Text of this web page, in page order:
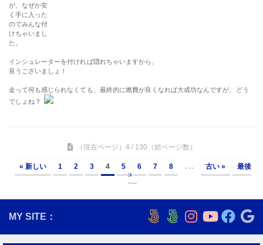
が、なぜか安
く手に入った
のでみんな付
けちゃいまし
た。
インシュレーターを付ければ隠れちゃいますから、
良うございましょ！
走って何も感じられなくても、最終的に燃費が良くなれば大成功なんですが、どう
でしょね？
（現在ページ）4 / 130（総ページ数）
« 新しい 1 2 3 4 5 6 7 8 . . . 古い »
最後
»
MY SITE：